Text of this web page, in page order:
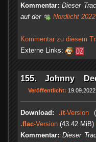
Kommentar: Dieser
auf der
Nordlicht 2022
Kommentar zu diesem
Externe Links:
155. Johnny
Veröffentlicht: 19.09.2022
Download: .it-Version
.flac-Version (43.42 MiB)
Kommentar: Dieser